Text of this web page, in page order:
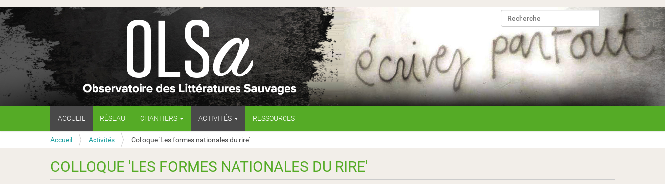
Chercher par
Recherche avancée…
v
ACCUEIL RÉSEAU CHANTIERS ACTIVITÉS RESSOURCES
V
s
ê
Accueil Activités Colloque 'Les formes nationales du rire'
COLLOQUE 'LES FORMES NATIONALES DU RIRE'